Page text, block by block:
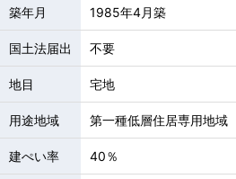
築年月 1985年4月築
国土法届出 不要
地目 宅地
用途地域 第一種低層住居専用地域
建ぺい率 40％